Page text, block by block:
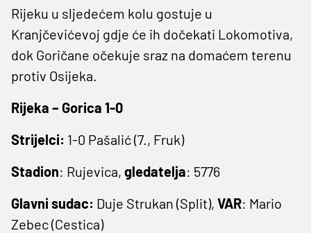
Rijeku u sljedećem kolu gostuje u
Kranjčevićevoj gdje će ih dočekati Lokomotiva,
dok Goričane očekuje sraz na domaćem terenu
protiv Osijeka.
Rijeka – Gorica 1-0
Strijelci: 1-0 Pašalić (7., Fruk)
Stadion: Rujevica, gledatelja: 5776
Glavni sudac: Duje Strukan (Split), VAR: Mario
Zebec (Cestica)